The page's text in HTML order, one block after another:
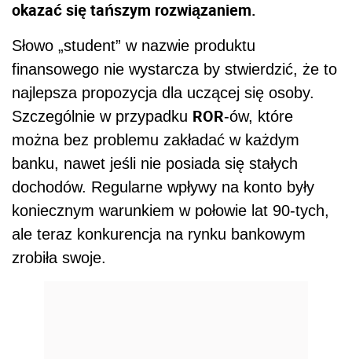
okazać się tańszym rozwiązaniem.
Słowo „student” w nazwie produktu
finansowego nie wystarcza by stwierdzić, że to
najlepsza propozycja dla uczącej się osoby.
Szczególnie w przypadku ROR-ów, które
można bez problemu zakładać w każdym
banku, nawet jeśli nie posiada się stałych
dochodów. Regularne wpływy na konto były
koniecznym warunkiem w połowie lat 90-tych,
ale teraz konkurencja na rynku bankowym
zrobiła swoje.